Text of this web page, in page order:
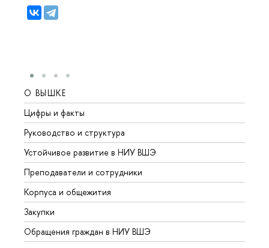
О ВЫШКЕ
Цифры и факты
Руководство и структура
Устойчивое развитие в НИУ ВШЭ
Преподаватели и сотрудники
Корпуса и общежития
Закупки
Обращения граждан в НИУ ВШЭ